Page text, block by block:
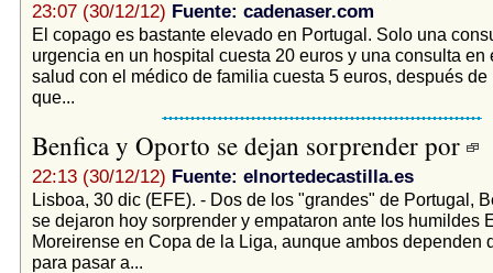
23:07 (30/12/12) Fuente: cadenaser.com
El copago es bastante elevado en Portugal. Solo una
urgencia en un hospital cuesta 20 euros y una consulta en
salud con el médico de familia cuesta 5 euros, después de
que...
Benfica y Oporto se dejan sorprender por
22:13 (30/12/12) Fuente: elnortedecastilla.es
Lisboa, 30 dic (EFE). - Dos de los "grandes" de Portugal,
se dejaron hoy sorprender y empataron ante los humildes
Moreirense en Copa de la Liga, aunque ambos dependen
para pasar a...